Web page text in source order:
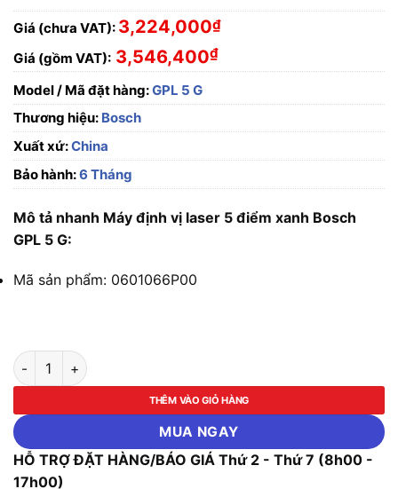
Giá (chưa VAT): 3,224,000₫
Giá (gồm VAT): 3,546,400₫
Model / Mã đặt hàng:GPL 5 G
Thương hiệu: Bosch
Xuất xứ:China
Bảo hành:6 Tháng
Mô tả nhanh Máy định vị laser 5 điểm xanh Bosch
GPL 5 G:
Mã sản phẩm: 0601066P00
Máy định vị laser 5 điểm xanh Bosch GPL 5 G số lượng
THÊM VÀO GIỎ HÀNG
MUA NGAY
HỖ TRỢ ĐẶT HÀNG/BÁO GIÁ Thứ 2 - Thứ 7 (8h00 -
17h00)